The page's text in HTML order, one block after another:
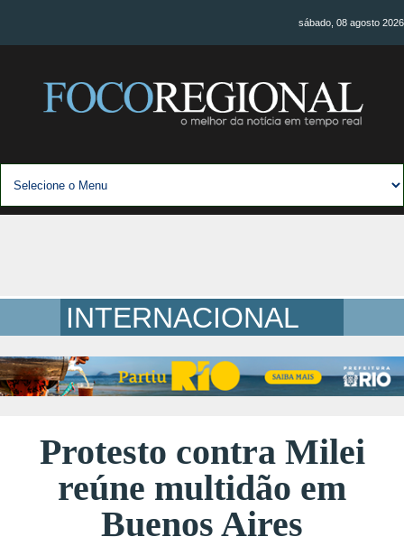
sábado, 08 agosto 2026
INTERNACIONAL
Protesto contra Milei
reúne multidão em
Buenos Aires